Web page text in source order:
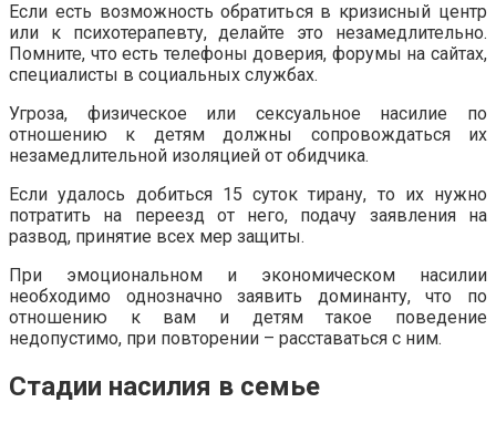
Если есть возможность обратиться в кризисный центр
или к психотерапевту, делайте это незамедлительно.
Помните, что есть телефоны доверия, форумы на сайтах,
специалисты в социальных службах.
Угроза, физическое или сексуальное насилие по
отношению к детям должны сопровождаться их
незамедлительной изоляцией от обидчика.
Если удалось добиться 15 суток тирану, то их нужно
потратить на переезд от него, подачу заявления на
развод, принятие всех мер защиты.
При эмоциональном и экономическом насилии
необходимо однозначно заявить доминанту, что по
отношению к вам и детям такое поведение
недопустимо, при повторении – расставаться с ним.
Стадии насилия в семье